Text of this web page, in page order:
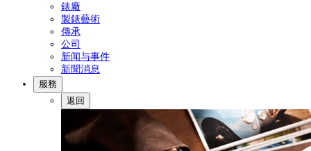
錶廠
製錶藝術
傳承
公司
新闻与事件
新聞消息
服務
返回